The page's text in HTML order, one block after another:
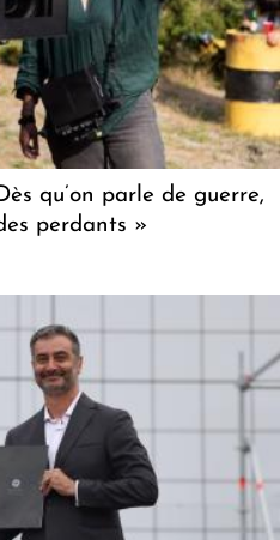
qu’on parle de guerre,
perdants »